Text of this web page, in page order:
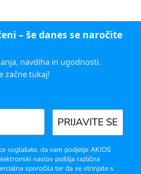
– še danes se naročite
navdiha in ugodnosti.
začne tukaj!
PRIJAVITE SE
soglašate, da vam podjetje AKIDS
naslov pošilja različna
sporočila ter da se strinjate s